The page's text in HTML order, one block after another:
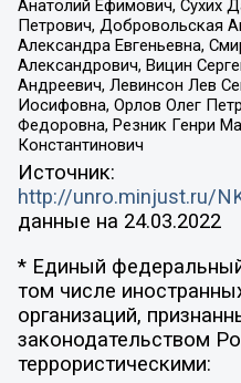
Анатолий Ефимович, Сухих
Петрович, Добровольская
Александра Евгеньевна,
Александрович, Вицин
Андреевич, Левинсон Лев
Иосифовна, Орлов Олег
Федоровна, Резник Генри
Константинович
Источник:
http://unro.minjust.ru/
данные на 24.03.2022
* Единый
том числе
организаций,
законодательством
террористическими: